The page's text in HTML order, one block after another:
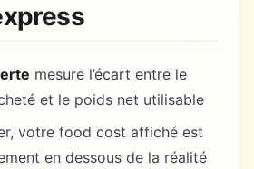
mesure l’écart entre le
et le poids net utilisable
votre food cost affiché est
en dessous de la réalité